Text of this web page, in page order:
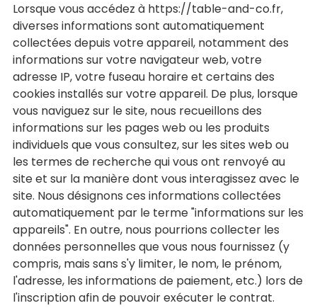
Lorsque vous accédez à https://table-and-co.fr,
diverses informations sont automatiquement
collectées depuis votre appareil, notamment des
informations sur votre navigateur web, votre
adresse IP, votre fuseau horaire et certains des
cookies installés sur votre appareil. De plus, lorsque
vous naviguez sur le site, nous recueillons des
informations sur les pages web ou les produits
individuels que vous consultez, sur les sites web ou
les termes de recherche qui vous ont renvoyé au
site et sur la manière dont vous interagissez avec le
site. Nous désignons ces informations collectées
automatiquement par le terme "informations sur les
appareils". En outre, nous pourrions collecter les
données personnelles que vous nous fournissez (y
compris, mais sans s'y limiter, le nom, le prénom,
l'adresse, les informations de paiement, etc.) lors de
l'inscription afin de pouvoir exécuter le contrat.